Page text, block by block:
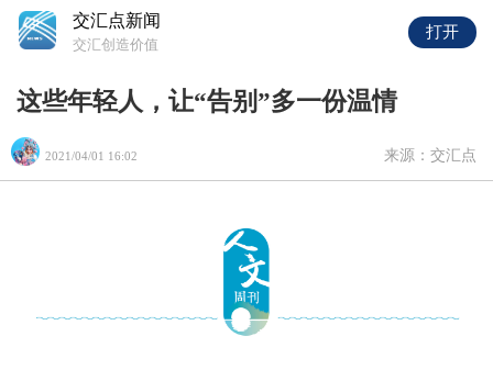
这些年轻人，让“告别”多一份温情
2021/04/01 16:02 来源：交汇点
交汇点新闻
交汇创造价值
打开